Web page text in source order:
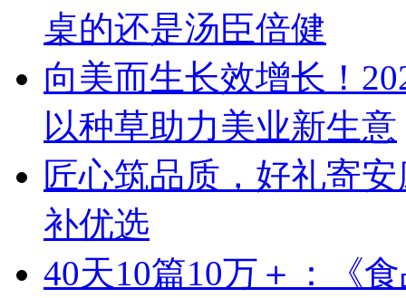
桌的还是汤臣倍健
向美而生长效增长！
以种草助力美业新生意
匠心筑品质，好礼寄
补优选
40天10篇10万＋：《